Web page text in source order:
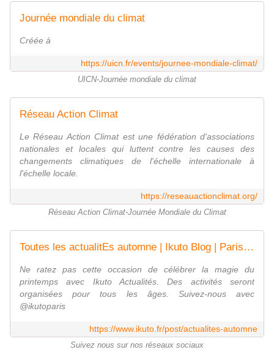
Journée mondiale du climat
Créée à
https://uicn.fr/events/journee-mondiale-climat/
UICN-Journée mondiale du climat
Réseau Action Climat
Le Réseau Action Climat est une fédération d'associations
nationales et locales qui luttent contre les causes des
changements climatiques de l'échelle internationale à
l'échelle locale.
https://reseauactionclimat.org/
Réseau Action Climat-Journée Mondiale du Climat
Toutes les actualitEs automne | Ikuto Blog | Paris, France
Ne ratez pas cette occasion de célébrer la magie du
printemps avec Ikuto Actualités. Des activités seront
organisées pour tous les âges. Suivez-nous avec
@ikutoparis
https://www.ikuto.fr/post/actualites-automne
Suivez nous sur nos réseaux sociaux